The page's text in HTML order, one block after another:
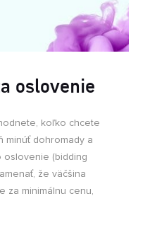
oslovenie
koľko chcete
minúť dohromady a
oslovenie (bidding
že väčšina
za minimálnu cenu,